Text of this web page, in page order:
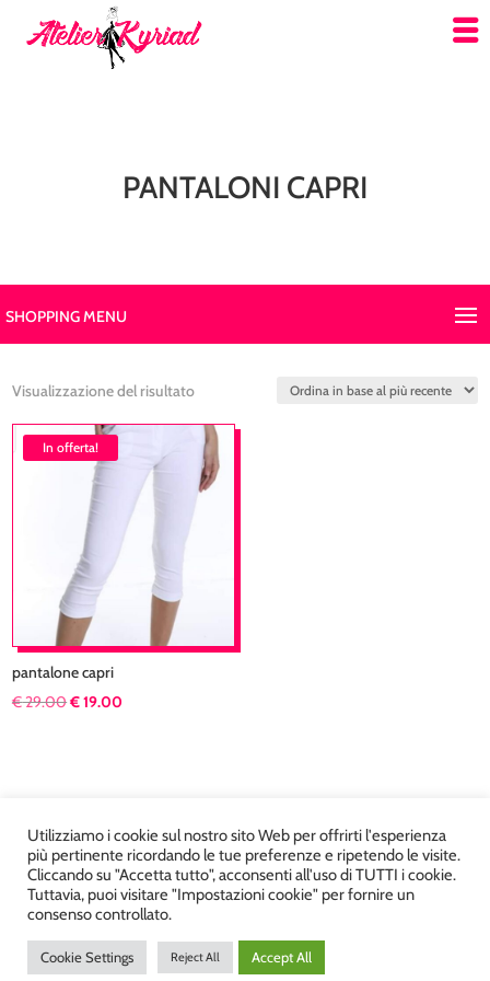
PANTALONI CAPRI
SHOPPING MENU
Visualizzazione del risultato
In offerta!
pantalone capri
€29.00Il
€19.00
Atelier Kyriad da Mary – via Carducci, 12 – Chiavenna –
Sondrio P.Iva 00812910149 – Tel. 0343 36560 – Sito
realizzato daDiegoGiuriani.com
Utilizziamo i cookie sul nostro sito Web per offrirti l'esperienza
più pertinente ricordando le tue preferenze e ripetendo le visite.
Cliccando su "Accetta tutto", acconsenti all'uso di TUTTI i cookie.
Tuttavia, puoi visitare "Impostazioni cookie" per fornire un
consenso controllato.
Cookie Settings Reject All Accept All